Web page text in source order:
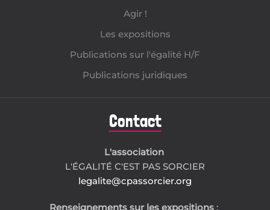
Agir !
Les expositions
Publications sur l'égalité H/F
Publications juridiques
Contact
L'association
L'ÉGALITÉ C'EST PAS SORCIER
legalite@cpassorcier.org
Renseignements sur les expositions :